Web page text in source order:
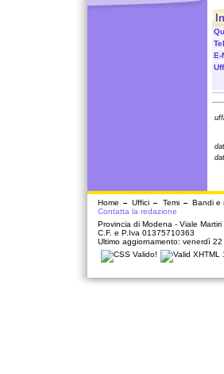
E-
Home Uffici Temi Bandi e
Contatta la redazione
Provincia di Modena - Viale
C.F. e P.Iva 01375710363
Ultimo aggiornamento: venerdì